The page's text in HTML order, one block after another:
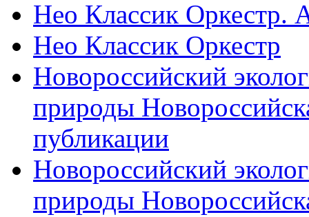
Нео Классик Оркестр.
Нео Классик Оркестр
Новороссийский
природы
публикации
Новороссийский
природы